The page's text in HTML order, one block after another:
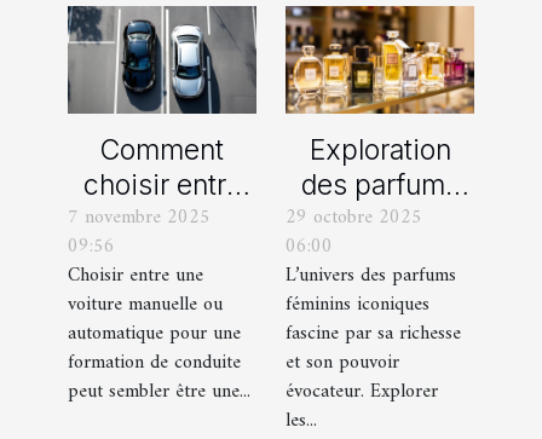
Comment
choisir entre
une voiture
manuelle ou
automatique
pour votre
formation de
conduite ?
7 novembre 2025
09:56
Choisir entre une
voiture manuelle ou
automatique pour une
formation de conduite
peut sembler être une...
Exploration
des parfums
féminins
iconiques et
leurs
variations
29 octobre 2025
06:00
L’univers des parfums
féminins iconiques
fascine par sa richesse
et son pouvoir
évocateur. Explorer
les...